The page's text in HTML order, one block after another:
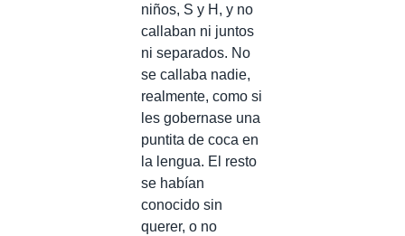
niños, S y H, y no
callaban ni juntos
ni separados. No
se callaba nadie,
realmente, como si
les gobernase una
puntita de coca en
la lengua. El resto
se habían
conocido sin
querer, o no